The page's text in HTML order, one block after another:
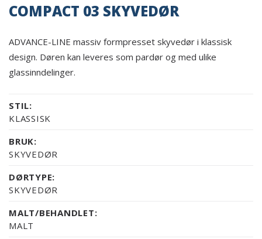
COMPACT 03 SKYVEDØR
ADVANCE-LINE massiv formpresset skyvedør i klassisk
design. Døren kan leveres som pardør og med ulike
glassinndelinger.
STIL:
KLASSISK
BRUK:
SKYVEDØR
DØRTYPE:
SKYVEDØR
MALT/BEHANDLET:
MALT